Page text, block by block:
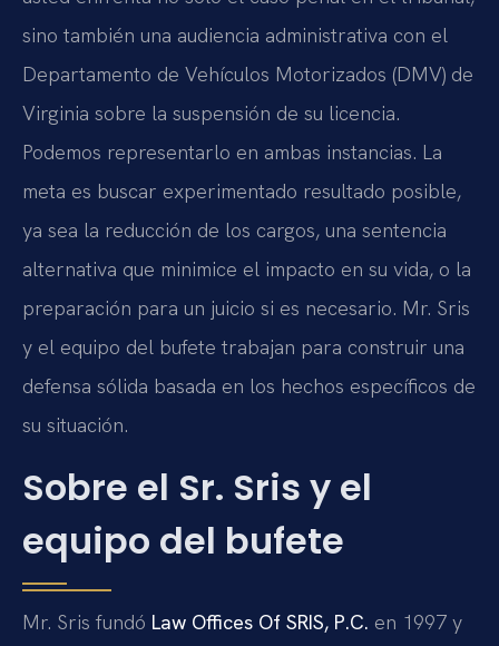
sino también una audiencia administrativa con el
Departamento de Vehículos Motorizados (DMV) de
Virginia sobre la suspensión de su licencia.
Podemos representarlo en ambas instancias. La
meta es buscar experimentado resultado posible,
ya sea la reducción de los cargos, una sentencia
alternativa que minimice el impacto en su vida, o la
preparación para un juicio si es necesario. Mr. Sris
y el equipo del bufete trabajan para construir una
defensa sólida basada en los hechos específicos de
su situación.
Sobre el Sr. Sris y el
equipo del bufete
Mr. Sris fundó Law Offices Of SRIS, P.C. en 1997 y